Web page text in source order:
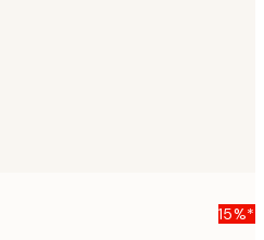
15%*